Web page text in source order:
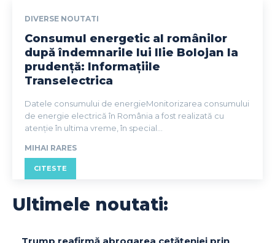
DIVERSE NOUTATI
Consumul energetic al românilor
după îndemnarile lui Ilie Bolojan la
prudență: Informațiile
Transelectrica
Datele consumului de energieMonitorizarea consumului
de energie electrică în România a fost realizată cu
atenție în ultima vreme, în special...
MIHAI RARES
CITESTE
Ultimele noutati: